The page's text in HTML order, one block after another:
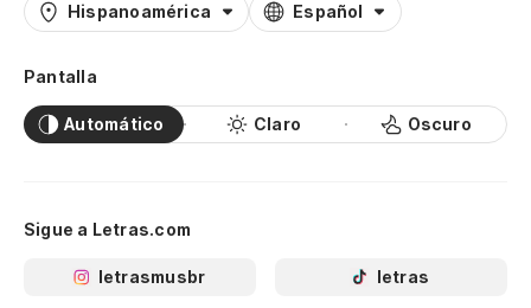
Hispanoamérica Español
Pantalla
Automático Claro Oscuro
Sigue a Letras.com
letrasmusbr letras